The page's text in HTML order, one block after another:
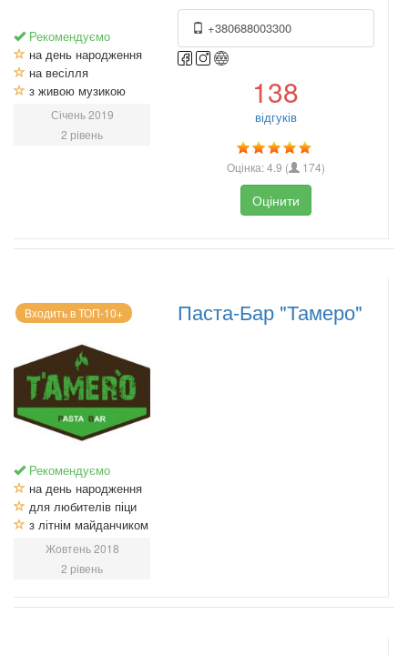
Рекомендуємо
на день народження
на весілля
з живою музикою
Січень 2019
2 рівень
+380688003300
138
відгуків
Оцінка:4.9 ( 174)
Оцінити
Входить в ТОП-10+
Рекомендуємо
на день народження
для любителів піци
з літнім майданчиком
Жовтень 2018
2 рівень
Паста-Бар "Тамеро"